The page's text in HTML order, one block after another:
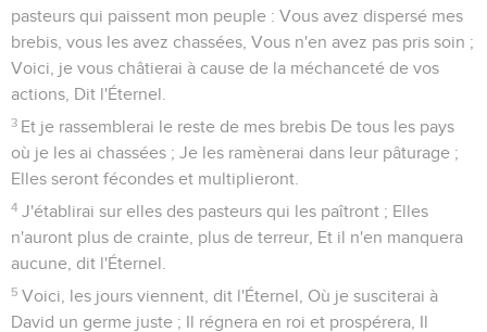
pasteurs qui paissent mon peuple : Vous avez dispersé mes
brebis, vous les avez chassées, Vous n'en avez pas pris soin ;
Voici, je vous châtierai à cause de la méchanceté de vos
actions, Dit l'Éternel.
3 Et je rassemblerai le reste de mes brebis De tous les pays
où je les ai chassées ; Je les ramènerai dans leur pâturage ;
Elles seront fécondes et multiplieront.
4 J'établirai sur elles des pasteurs qui les paîtront ; Elles
n'auront plus de crainte, plus de terreur, Et il n'en manquera
aucune, dit l'Éternel.
5 Voici, les jours viennent, dit l'Éternel, Où je susciterai à
David un germe juste ; Il régnera en roi et prospérera, Il